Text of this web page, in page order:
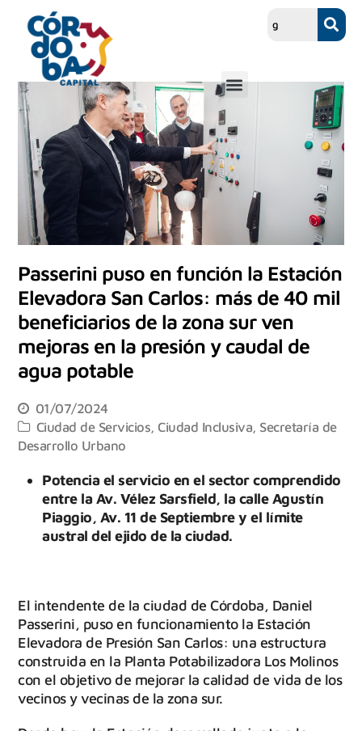
Passerini puso en función la Estación
Elevadora San Carlos: más de 40 mil
beneficiarios de la zona sur ven
mejoras en la presión y caudal de
agua potable
01/07/2024
Ciudad de Servicios ,Ciudad Inclusiva Secretaría de
Desarrollo Urbano
Potencia el servicio en el sector comprendido
entre la Av. Vélez Sarsfield, la calle Agustín
Piaggio, Av. 11 de Septiembre y el límite
austral del ejido de la ciudad.
El intendente de la ciudad de Córdoba, Daniel
Passerini, puso en funcionamiento la Estación
Elevadora de Presión San Carlos: una estructura
construida en la Planta Potabilizadora Los Molinos
con el objetivo de mejorar la calidad de vida de los
vecinos y vecinas de la zona sur.